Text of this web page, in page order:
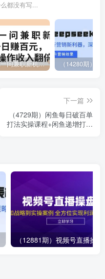
都没有写...
百度问一问兼职新机遇，单号日赚百元，批量操作收入翻倍
下一篇
（4729期）闲鱼每日破百单
打法实操课程+闲鱼递增打法